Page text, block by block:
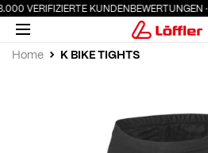
VERIFIZIERTE KUNDENBEWERTUNGEN ·
Home K BIKE TIGHTS